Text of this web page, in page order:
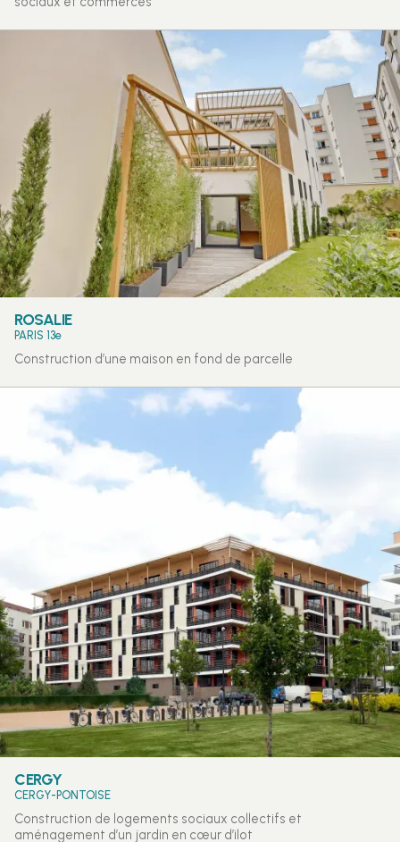
ROSALIE
PARIS 13e
Construction d’une maison en fond de parcelle
CERGY
CERGY-PONTOISE
Construction de logements sociaux collectifs et
aménagement d’un jardin en cœur d’ilot